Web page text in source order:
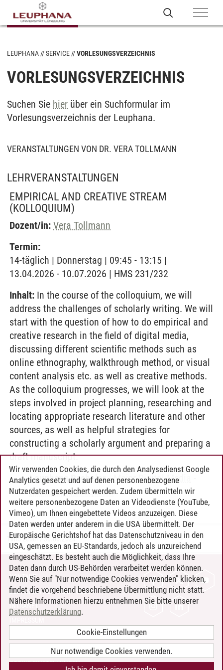
LEUPHANA SERVICE VORLESUNGSVERZEICHNIS
VORLESUNGSVERZEICHNIS
Suchen Sie hier über ein Suchformular im
Vorlesungsverzeichnis der Leuphana.
VERANSTALTUNGEN VON DR. VERA TOLLMANN
LEHRVERANSTALTUNGEN
EMPIRICAL AND CREATIVE STREAM
(KOLLOQUIUM)
Dozent/in: Vera Tollmann
Termin:
14-täglich | Donnerstag | 09:45 - 13:15 |
13.04.2026 - 10.07.2026 | HMS 231/232
Inhalt: In the course of the colloquium, we will
address the challenges of scholarly writing. We will
start with the question of how to do empirical and
creative research in the field of digital media,
discussing different scientific methods such as
online ethnography, walkthrough method, or visual
content analysis etc. as well as creative methods.
As the colloquium progresses, we will look at the
steps involved in project planning, researching and
locating appropriate research literature and other
sources, as well as helpful strategies for
constructing a scholarly argument and preparing a
draft manuscript.
Leuphana Bachelor-Major Digital Media
Research Colloquium
Timo Leder/30.06.2024
KONTAKT
LEUPHANA ALS ARBEITGEBER
INTRANET
BARRIEREFREIHEIT
COOKIE-EINSTELLUNGEN
Wir verwenden Cookies, die durch den Analysedienst Google
Analytics gesetzt und auf denen personenbezogene
Nutzerdaten gespeichert werden. Zudem übermitteln wir
weitere personenbezogene Daten an Videodienste (YouTube,
Vimeo), um Ihnen eingebettete Videos anzuzeigen. Diese
Daten werden unter anderem in die USA übermittelt. Der
Europäische Gerichtshof hat das Datenschutzniveau in den
USA, gemessen an EU-Standards, jedoch als unzureichend
eingeschätzt. Es besteht auch die Möglichkeit, dass Ihre
Daten dann durch US-Behörden verarbeitet werden können.
Wenn Sie auf "Nur notwendige Cookies verwenden" klicken,
findet die vorgehend beschriebene Übermittlung nicht statt.
Nähere Informationen hierzu entnehmen Sie bitte unserer
Datenschutzerklärung.
Cookie-Einstellungen
Nur notwendige Cookies verwenden.